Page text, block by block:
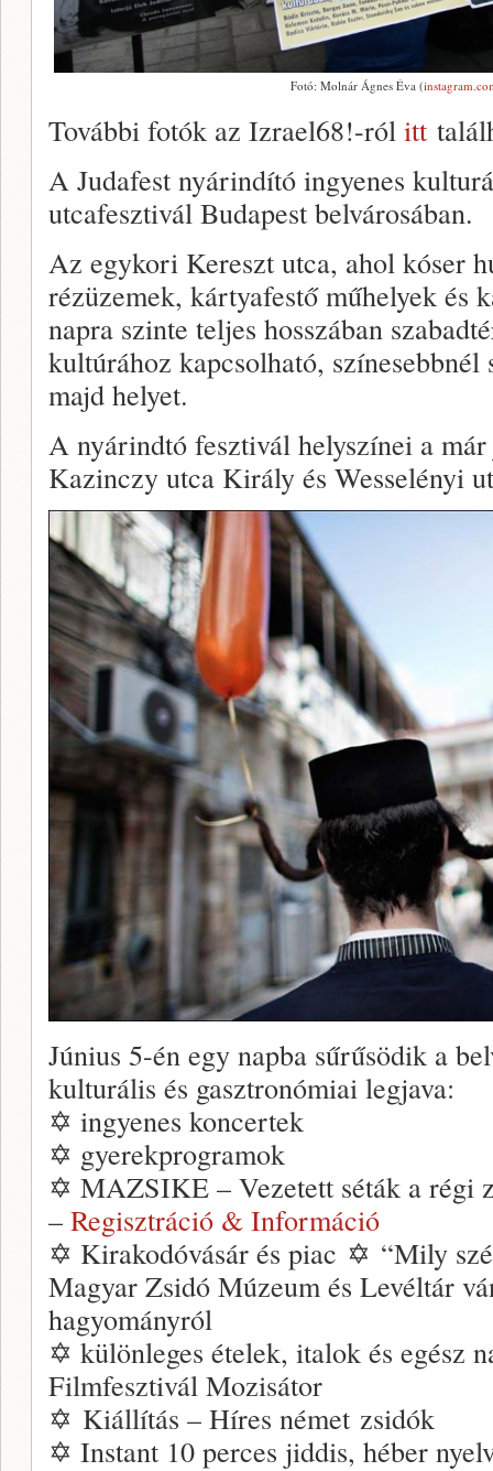
Fotó: Molnár Ágnes Éva (
További fotók az Izrael68!-ról itt
A Judafest nyárindító ingyenes
utcafesztivál Budapest belvárosában.
Az egykori Kereszt utca, ahol kóser
rézüzemek, kártyafestő műhelyek és
napra szinte teljes hosszában
kultúrához kapcsolható,
majd helyet.
A nyárindtó fesztivál helyszínei a
Kazinczy utca Király és Wesselényi
Június 5-én egy napba sűrűsödik a
kulturális és gasztronómiai legjava:
✡ ingyenes koncertek
✡ gyerekprogramok
✡ MAZSIKE – Vezetett séták a régi
– Regisztráció & Információ
✡ Kirakodóvásár és piac ✡ “Mily
Magyar Zsidó Múzeum és Levéltár
hagyományról
✡ különleges ételek, italok és egész
Filmfesztivál Mozisátor
✡ Kiállítás – Híres német zsidók
✡ Instant 10 perces jiddis, héber